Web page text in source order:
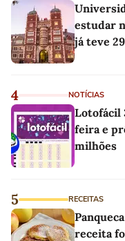
estudar
já teve
4 NOTÍCIAS
Lotofácil
feira e
milhões
5 RECEITAS
receita